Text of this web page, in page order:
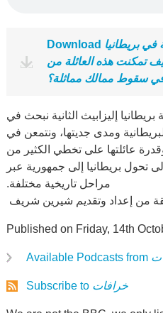
Download في بريطانيا
تمكنت هذه العائلة من
سقوط ‏ممالك مماثلة؟
إليزابيث الثانية نبحث في
ومدى ‏جديتها، ونتمعن في
عائلتها على تخطي الكثير من
‏تحول بريطانيا إلى جمهورية عبر
مراحل تاريخية مختلفة.‏
من إعداد وتقديم شيرين شريف
Published on Friday, 14th
Available Podcasts from
Subscribe to خرافات